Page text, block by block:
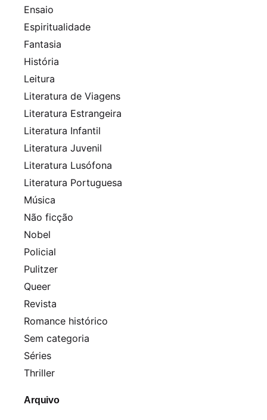
Ensaio
Espiritualidade
Fantasia
História
Leitura
Literatura de Viagens
Literatura Estrangeira
Literatura Infantil
Literatura Juvenil
Literatura Lusófona
Literatura Portuguesa
Música
Não ficção
Nobel
Policial
Pulitzer
Queer
Revista
Romance histórico
Sem categoria
Séries
Thriller
Arquivo